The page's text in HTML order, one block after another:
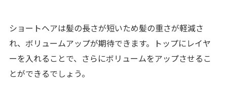
ショートヘアは髪の長さが短いため髪の重さが軽減さ
れ、ボリュームアップが期待できます。トップにレイヤ
ーを入れることで、さらにボリュームをアップさせるこ
とができるでしょう。